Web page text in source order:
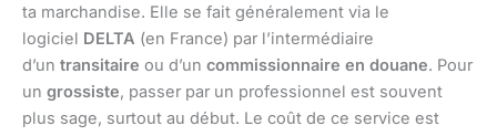
ta marchandise. Elle se fait généralement via le
logiciel DELTA (en France) par l’intermédiaire
d’un transitaire ou d’un commissionnaire en douane. Pour
un grossiste, passer par un professionnel est souvent
plus sage, surtout au début. Le coût de ce service est